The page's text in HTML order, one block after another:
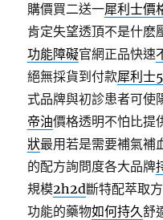
購價買二送一犀利士價
肯定失望透頂不是什麽
功能障礙官網正品快速
絕無採貨到付款犀利士
式品牌與初診患者可使
帝油價格透明不怕比提
狀最用若是需要補氣補
的配方詢問度各大品牌
規模2h2d斷特配萃取
功能的藥物如何持久舒